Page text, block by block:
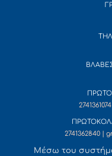
2741362840 |
Mέσω του